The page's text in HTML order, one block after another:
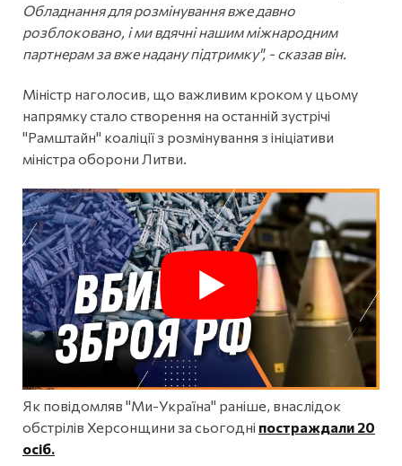
Обладнання для розмінування вже давно
розблоковано, і ми вдячні нашим міжнародним
партнерам за вже надану підтримку", - сказав він.
Міністр наголосив, що важливим кроком у цьому
напрямку стало створення на останній зустрічі
"Рамштайн" коаліції з розмінування з ініціативи
міністра оборони Литви.
Як повідомляв "Ми-Україна" раніше, внаслідок
обстрілів Херсонщини за сьогодні постраждали 20
осіб.